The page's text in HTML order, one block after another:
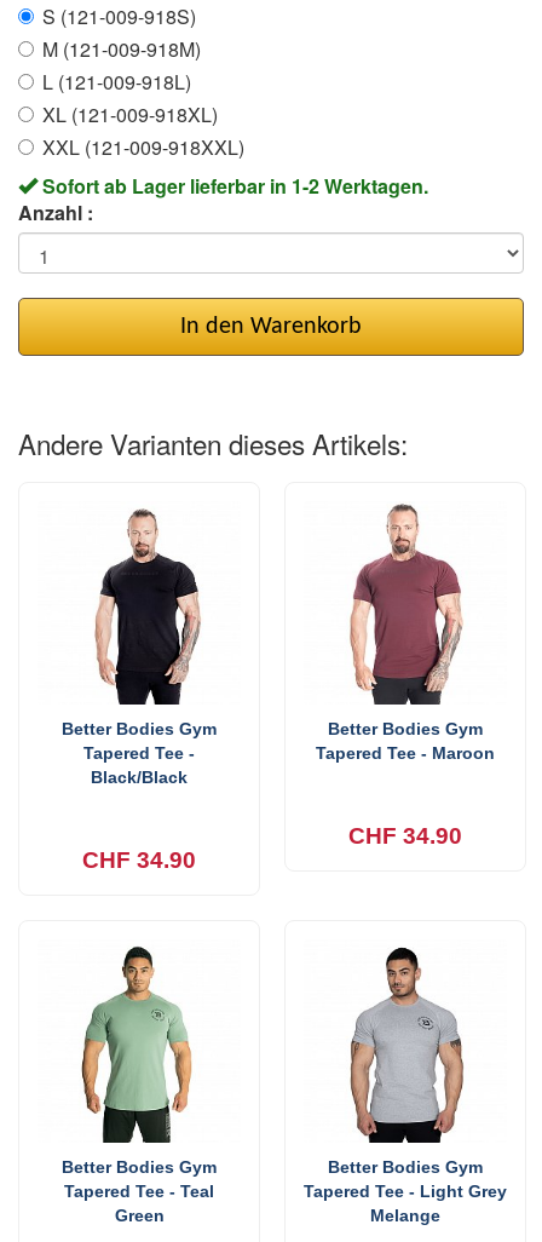
S (121-009-918S)
M (121-009-918M)
L (121-009-918L)
XL (121-009-918XL)
XXL (121-009-918XXL)
Sofort ab Lager lieferbar in 1-2 Werktagen.
Anzahl :
In den Warenkorb
Andere Varianten dieses Artikels:
Better Bodies Gym
Tapered Tee -
Black/Black
CHF 34.90
Better Bodies Gym
Tapered Tee - Maroon
CHF 34.90
Better Bodies Gym
Tapered Tee - Teal
Green
Better Bodies Gym
Tapered Tee - Light Grey
Melange